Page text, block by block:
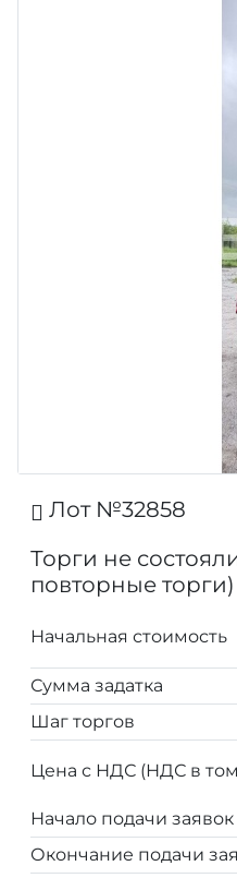
Лот №32858
Торги не
повторные торги)
Начальная стоимость
Сумма задатка
Шаг торгов
Цена с НДС (НДС в том
Начало подачи заявок
Окончание подачи